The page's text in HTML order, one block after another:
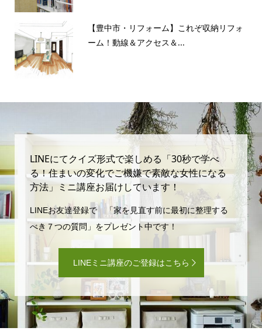
【豊中市・リフォーム】これぞ収納リフォ
ーム！動線＆アクセス＆...
LINEにてクイズ形式で楽しめる「30秒で学べ
る！住まいの変化でご機嫌で素敵な女性になる
方法」ミニ講座お届けしています！
LINEお友達登録で 「家を見直す前に最初に整理する
べき７つの質問」をプレゼント中です！
LINEミニ講座のご登録はこちら